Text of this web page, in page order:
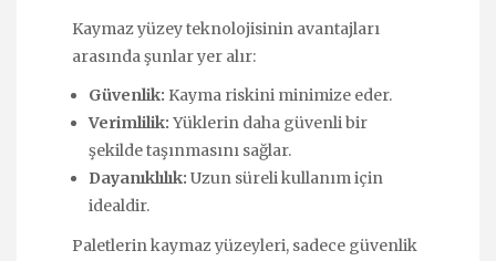
Kaymaz yüzey teknolojisinin avantajları
arasında şunlar yer alır:
Güvenlik: Kayma riskini minimize eder.
Verimlilik: Yüklerin daha güvenli bir
şekilde taşınmasını sağlar.
Dayanıklılık: Uzun süreli kullanım için
idealdir.
Paletlerin kaymaz yüzeyleri, sadece güvenlik